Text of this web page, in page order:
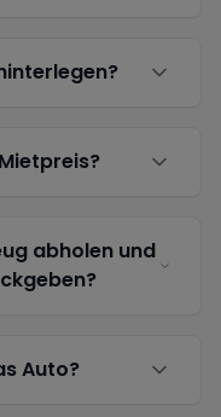
abholen und
Auto?